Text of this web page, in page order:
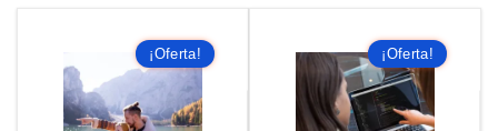
¡Oferta! ¡Oferta!